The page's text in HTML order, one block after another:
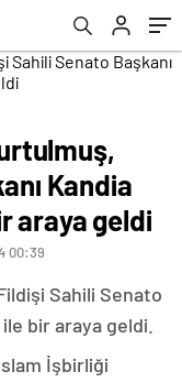
Kandia
araya geldi
00:39
Sahili Senato
bir araya geldi.
İşbirliği